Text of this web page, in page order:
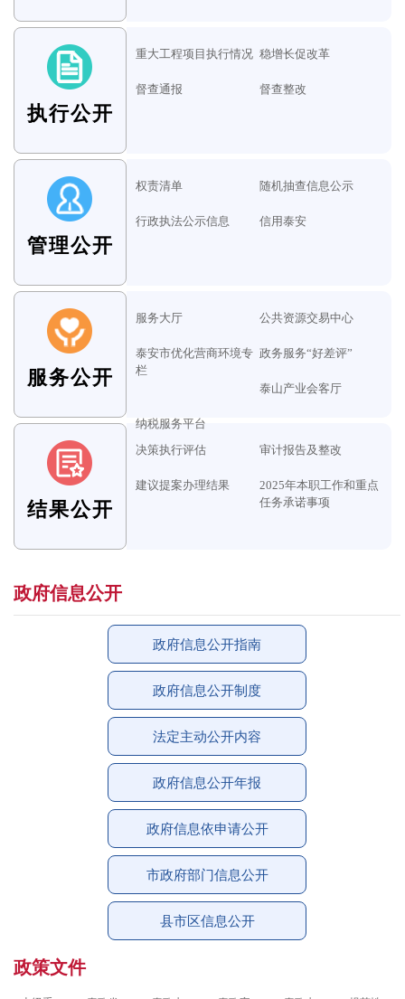
执行公开
重大工程项目执行情况 稳增长促改革
督查通报 督查整改
管理公开
权责清单 随机抽查信息公示
行政执法公示信息 信用泰安
服务公开
服务大厅 公共资源交易中心
泰安市优化营商环境专
栏
政务服务“好差评”
泰山产业会客厅
纳税服务平台
结果公开
决策执行评估 审计报告及整改
建议提案办理结果
2025年本职工作和重点
任务承诺事项
政府信息公开
政府信息公开指南
政府信息公开制度
法定主动公开内容
政府信息公开年报
政府信息依申请公开
市政府部门信息公开
县市区信息公开
政策文件